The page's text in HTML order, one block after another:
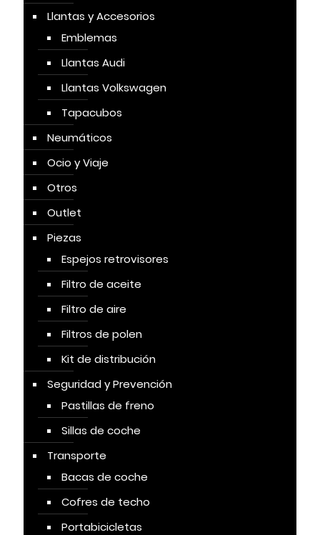
Llantas y Accesorios
Emblemas
Llantas Audi
Llantas Volkswagen
Tapacubos
Neumáticos
Ocio y Viaje
Otros
Outlet
Piezas
Espejos retrovisores
Filtro de aceite
Filtro de aire
Filtros de polen
Kit de distribución
Seguridad y Prevención
Pastillas de freno
Sillas de coche
Transporte
Bacas de coche
Cofres de techo
Portabicicletas